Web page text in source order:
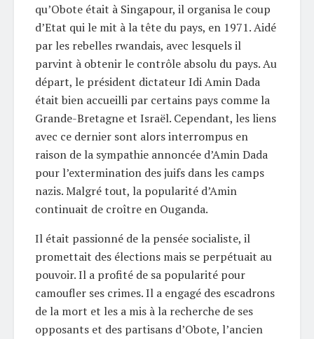
qu’Obote était à Singapour, il organisa le coup
d’Etat qui le mit à la tête du pays, en 1971. Aidé
par les rebelles rwandais, avec lesquels il
parvint à obtenir le contrôle absolu du pays. Au
départ, le président dictateur Idi Amin Dada
était bien accueilli par certains pays comme la
Grande-Bretagne et Israël. Cependant, les liens
avec ce dernier sont alors interrompus en
raison de la sympathie annoncée d’Amin Dada
pour l’extermination des juifs dans les camps
nazis. Malgré tout, la popularité d’Amin
continuait de croître en Ouganda.
Il était passionné de la pensée socialiste, il
promettait des élections mais se perpétuait au
pouvoir. Il a profité de sa popularité pour
camoufler ses crimes. Il a engagé des escadrons
de la mort et les a mis à la recherche de ses
opposants et des partisans d’Obote, l’ancien